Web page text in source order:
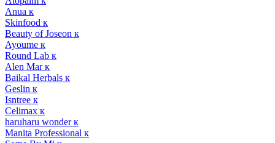
Anua к
Skinfood к
Beauty of Joseon к
Ayoume к
Round Lab к
Alen Mar к
Baikal Herbals к
Geslin к
Isntree к
Celimax к
haruharu wonder к
Manita Professional к